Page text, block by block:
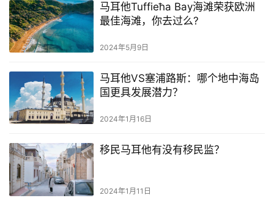
马耳他Tuffieħa Bay海滩荣获欧洲
最佳海滩，你去过么?
2024年5月9日
马耳他VS塞浦路斯：哪个地中海岛
国更具发展潜力？
2024年1月16日
移民马耳他有没有移民监？
2024年1月11日